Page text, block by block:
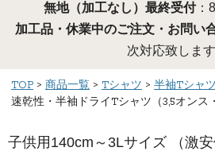
無地（加工なし）最終受付：
加工品・休業中のご注文・お問い
次対応致します
TOP 商品一覧 Tシャツ
半袖Tシャツ
速乾性・半袖ドライTシャツ（3,5オンス
子供用140cm～3Lサイズ （激安